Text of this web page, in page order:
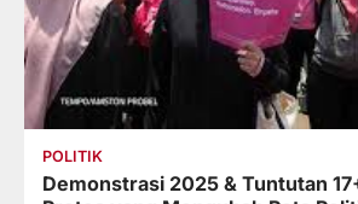
POLITIK
Demonstrasi 2025 & Tuntutan